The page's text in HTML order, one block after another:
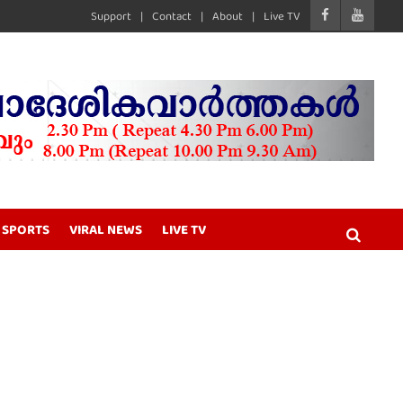
Support Contact About Live TV
SPORTS VIRAL NEWS LIVE TV